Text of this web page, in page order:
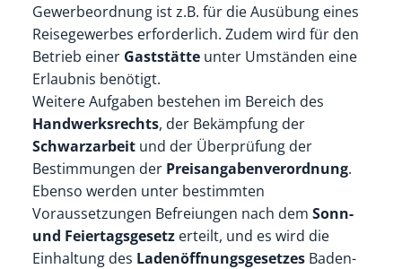
Gewerbeordnung ist z.B. für die Ausübung eines
Reisegewerbes erforderlich. Zudem wird für den
Betrieb einer Gaststätteunter Umständen eine
Erlaubnis benötigt.
Weitere Aufgaben bestehen im Bereich des
Handwerksrechts, der Bekämpfung der
Schwarzarbeitund der Überprüfung der
Bestimmungen der Preisangabenverordnung.
Ebenso werden unter bestimmten
Voraussetzungen Befreiungen nach dem Sonn-
und Feiertagsgesetzerteilt, und es wird die
Einhaltung des LadenöffnungsgesetzesBaden-